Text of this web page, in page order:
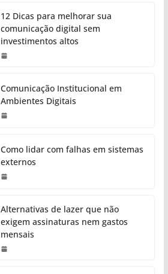
12 Dicas para melhorar sua
comunicação digital sem
investimentos altos
Comunicação Institucional em
Ambientes Digitais
Como lidar com falhas em sistemas
externos
Alternativas de lazer que não
exigem assinaturas nem gastos
mensais